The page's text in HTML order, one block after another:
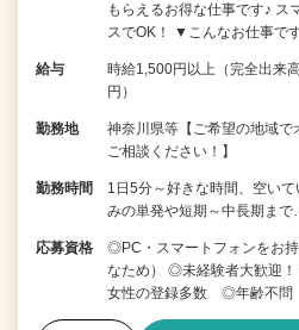
もらえるお得な仕事です♪ ス
スでOK！ ▼こんなお仕事で
給与
時給1,500円以上（完全出来
円）
勤務地
神奈川県等【ご希望の地域
ご相談ください！】
勤務時間
1日5分～好きな時間、空い
みの単発や短期～中長期ま
応募資格
◎PC・スマートフォンをお
なため） ◎未経験者大歓迎
女性の登録多数 ◎年齢不問